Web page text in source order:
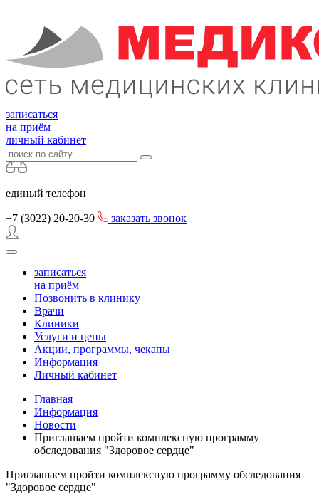
записаться
на приём
личный кабинет
единый телефон
+7 (3022) 20-20-30 заказать звонок
записаться
на приём
Позвонить в клинику
Врачи
Клиники
Услуги и цены
Акции, программы, чекапы
Информация
Личный кабинет
Главная
Информация
Новости
Приглашаем пройти комплексную программу
обследования "Здоровое сердце"
Приглашаем пройти комплексную программу обследования
"Здоровое сердце"